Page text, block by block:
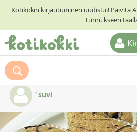
Kotikokin kirjautuminen uudistui! Päivitä
tunnukseen
ETUSIVU
RESEPTIHAKU
RUOKATEEMAT
KESKUSTELUT
`suvi